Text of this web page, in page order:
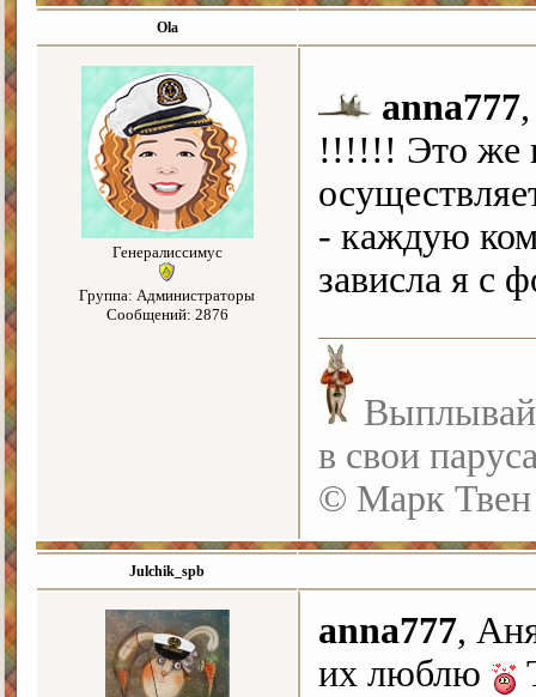
Ola
Генералиссимус
Группа: Администраторы
Сообщений: 2876
anna777
!!!!!! Это же
- каждую
зависла я с
в свои
© Марк Твен
Julchik_spb
anna777,
их люблю